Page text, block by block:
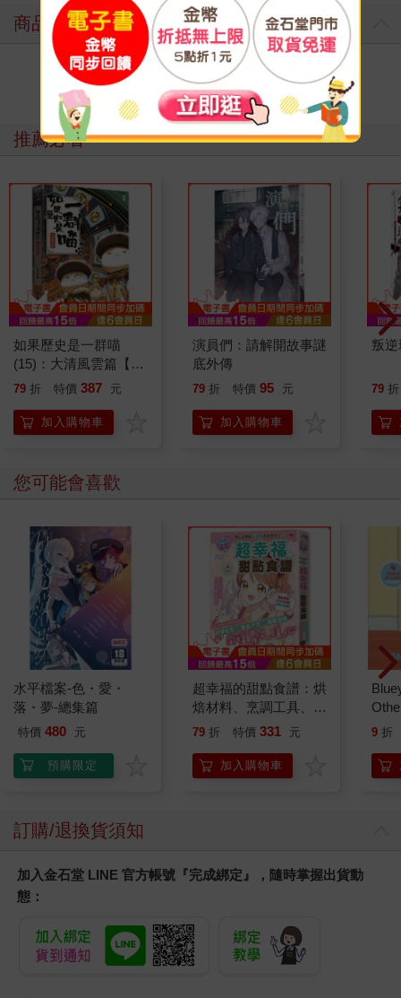
商品評價
寫評價
推薦必看
如果歷史是一群喵
(15)：大清風雲篇【萌
貓漫畫學歷史】
79 折 特價 387 元
加入購物車
演員們：請解開故事謎
底外傳
79 折 特價 95 元
加入購物車
叛
79 折
您可能會喜歡
水平檔案-色・愛・
落・夢-總集篇
特價 480 元
預購限定
超幸福的甜點食譜：烘
焙材料、烹調工具、可
愛配色【閃亮女孩6】
79 折 特價 331 元
加入購物車
9 折
訂購/退換貨須知
加入金石堂 LINE 官方帳號『完成綁定』，隨時掌握出貨動
態：